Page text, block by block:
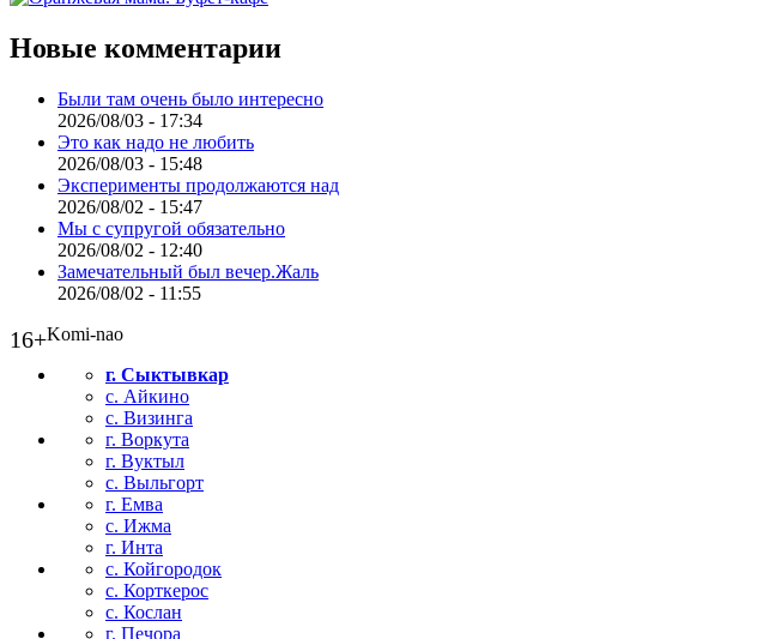
Новые комментарии
Были там очень было интересно
2026/08/03 - 17:34
Это как надо не любить
2026/08/03 - 15:48
Эксперименты продолжаются над
2026/08/02 - 15:47
Мы с супругой обязательно
2026/08/02 - 12:40
Замечательный был вечер.Жаль
2026/08/02 - 11:55
16+Komi-nao
г. Сыктывкар
с. Айкино
с. Визинга
г. Воркута
г. Вуктыл
с. Выльгорт
г. Емва
с. Ижма
г. Инта
с. Койгородок
с. Корткерос
с. Кослан
г. Печора